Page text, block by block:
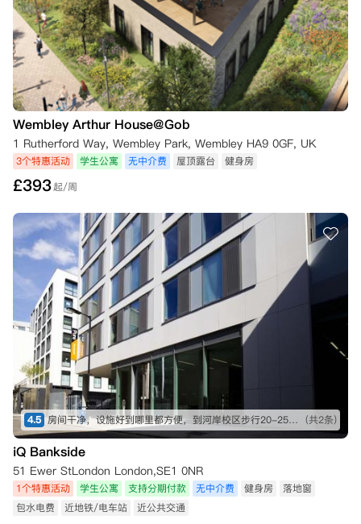
Wembley Arthur House@Gob
1 Rutherford Way, Wembley Park, Wembley HA9 0GF, UK
3个特惠活动 学生公寓 无中介费 屋顶露台 健身房
£393起/周
4.5 房间干净，设施好到哪里都方便，到河岸校区步行20-25分钟左右就到了 (共2条)
iQ Bankside
51 Ewer StLondon London,SE1 0NR
1个特惠活动 学生公寓 支持分期付款 无中介费 健身房
落地窗
包水电费
近地铁/电车站 近公共交通